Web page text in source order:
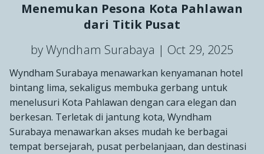
Menemukan Pesona Kota Pahlawan
dari Titik Pusat
by Wyndham Surabaya | Oct 29, 2025
Wyndham Surabaya menawarkan kenyamanan hotel
bintang lima, sekaligus membuka gerbang untuk
menelusuri Kota Pahlawan dengan cara elegan dan
berkesan. Terletak di jantung kota, Wyndham
Surabaya menawarkan akses mudah ke berbagai
tempat bersejarah, pusat perbelanjaan, dan destinasi